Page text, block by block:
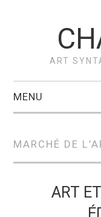
ART
MENU
VÉRONIQUE
MARCHÉ DE
ART